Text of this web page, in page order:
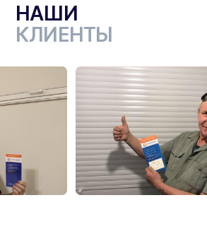
НАШИ
КЛИЕНТЫ